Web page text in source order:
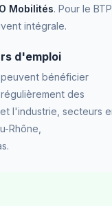
Mobilités. Pour le
intégrale.
d'emploi
peuvent bénéficier
des
l'industrie, secteurs
Rhône,